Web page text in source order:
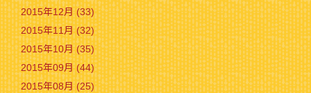
2015年12月 (33)
2015年11月 (32)
2015年10月 (35)
2015年09月 (44)
2015年08月 (25)